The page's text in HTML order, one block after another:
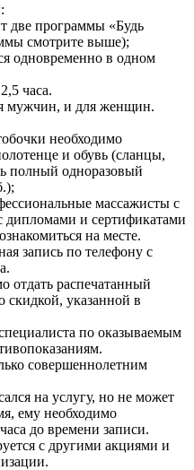
две программы «Будь
смотрите выше);
одновременно в одном
часа.
мужчин, и для женщин.
необходимо
и обувь (сланцы,
полный одноразовый
массажисты с
и сертификатами
на месте.
запись по телефону с
отдать распечатанный
скидкой, указанной в
по оказываемым
совершеннолетним
на услугу, но не может
ему необходимо
до времени записи.
с другими акциями и